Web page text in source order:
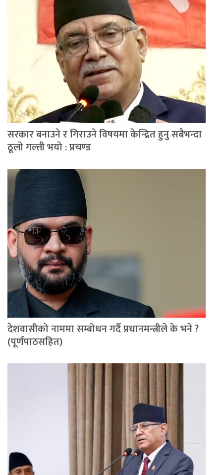
सरकार बनाउने र गिराउने विषयमा केन्द्रित हुनु सबैभन्दा
ठूलो गल्ती भयो : प्रचण्ड
देशवासीको नाममा सम्बोधन गर्दै प्रधानमन्त्रीले के भने ?
(पूर्णपाठसहित)